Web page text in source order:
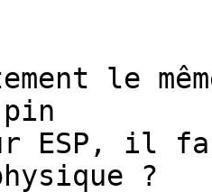
le
ESP, il
?